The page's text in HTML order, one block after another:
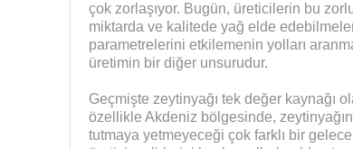
çok zorlaşıyor. Bugün, üreticilerin bu
miktarda ve kalitede yağ elde
parametrelerini etkilemenin yolları
üretimin bir diğer unsurudur.
Geçmişte zeytinyağı tek değer kaynağı
özellikle Akdeniz bölgesinde,
tutmaya yetmeyeceği çok farklı bir